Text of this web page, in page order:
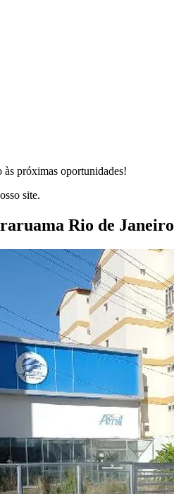
próximas oportunidades!
site.
Rio de Janeiro